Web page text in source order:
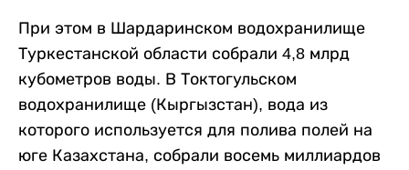
При этом в Шардаринском водохранилище
Туркестанской области собрали 4,8 млрд
кубометров воды. В Токтогульском
водохранилище (Кыргызстан), вода из
которого используется для полива полей на
юге Казахстана, собрали восемь миллиардов